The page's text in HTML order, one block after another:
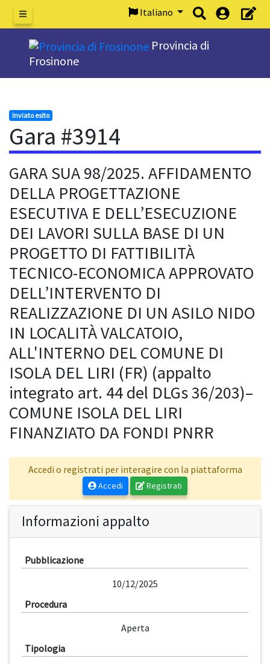
Menu
Italiano
Provincia di
Frosinone
Inviato esito
Gara #3914
GARA SUA 98/2025. AFFIDAMENTO
DELLA PROGETTAZIONE
ESECUTIVA E DELL’ESECUZIONE
DEI LAVORI SULLA BASE DI UN
PROGETTO DI FATTIBILITÀ
TECNICO-ECONOMICA APPROVATO
DELL’INTERVENTO DI
REALIZZAZIONE DI UN ASILO NIDO
IN LOCALITÀ VALCATOIO,
ALL'INTERNO DEL COMUNE DI
ISOLA DEL LIRI (FR) (appalto
integrato art. 44 del DLGs 36/203)–
COMUNE ISOLA DEL LIRI
FINANZIATO DA FONDI PNRR
Accedi o registrati per interagire con la piattaforma
Accedi Registrati
Informazioni appalto
Pubblicazione
10/12/2025
Procedura
Aperta
Tipologia